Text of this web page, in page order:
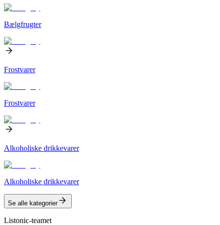
Bælgfrugter
Frostvarer
Frostvarer
Alkoholiske drikkevarer
Alkoholiske drikkevarer
Se alle kategorier
Listonic-teamet